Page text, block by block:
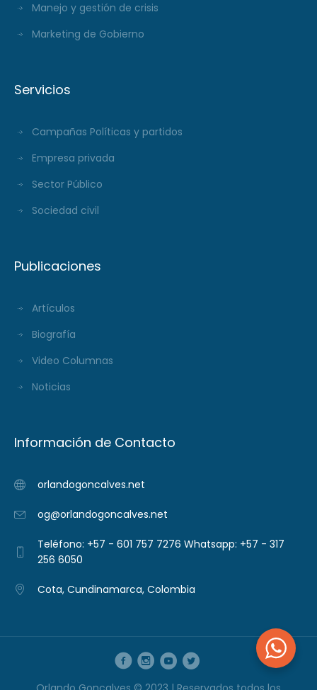
Manejo y gestión de crisis
Marketing de Gobierno
Servicios
Campañas Políticas y partidos
Empresa privada
Sector Público
Sociedad civil
Publicaciones
Artículos
Biografía
Video Columnas
Noticias
Información de Contacto
orlandogoncalves.net
og@orlandogoncalves.net
Teléfono: +57 - 601 757 7276 Whatsapp: +57 - 317
256 6050
Cota, Cundinamarca, Colombia